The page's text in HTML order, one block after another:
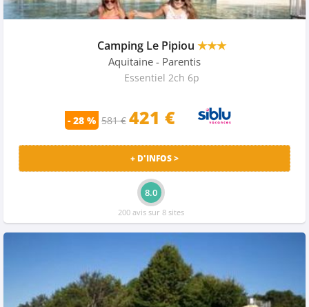
Camping Le Pipiou ★★★
Aquitaine - Parentis
Essentiel 2ch 6p
- 28 % 581 € 421 €
+ D'INFOS >
8.0
200 avis sur 8 sites